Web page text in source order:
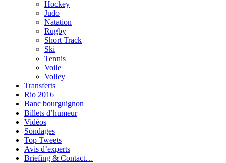
Hockey
Judo
Natation
Rugby
Short Track
Ski
Tennis
Voile
Volley
Transferts
Rio 2016
Banc bourguignon
Billets d’humeur
Vidéos
Sondages
Top Tweets
Avis d’experts
Briefing & Contact…